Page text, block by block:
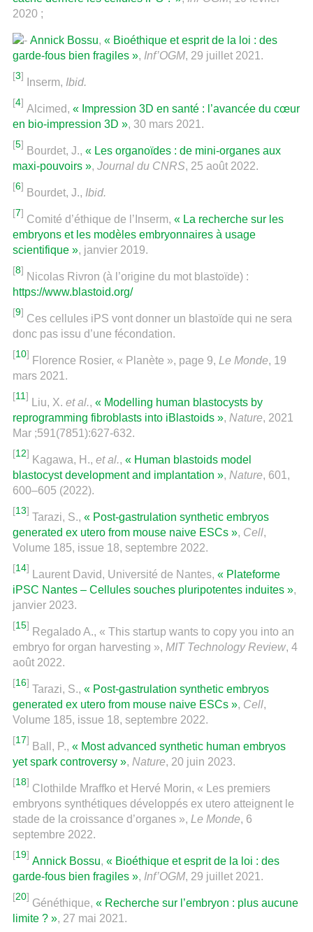
2020 ;
Annick Bossu, « Bioéthique et esprit de la loi : des
garde-fous bien fragiles », Inf’OGM, 29 juillet 2021.
[3]
Inserm, Ibid.
[4]
Alcimed, « Impression 3D en santé : l’avancée du cœur
en bio-impression 3D », 30 mars 2021.
[5]
Bourdet, J., « Les organoïdes : de mini-organes aux
maxi-pouvoirs », Journal du CNRS, 25 août 2022.
[6]
Bourdet, J., Ibid.
[7]
Comité d’éthique de l’Inserm, « La recherche sur les
embryons et les modèles embryonnaires à usage
scientifique », janvier 2019.
[8]
Nicolas Rivron (à l’origine du mot blastoïde) :
https://www.blastoid.org/
[9]
Ces cellules iPS vont donner un blastoïde qui ne sera
donc pas issu d’une fécondation.
[10]
Florence Rosier, « Planète », page 9, Le Monde, 19
mars 2021.
[11]
Liu, X. et al., « Modelling human blastocysts by
reprogramming fibroblasts into iBlastoids », Nature, 2021
Mar ;591(7851):627-632.
[12]
Kagawa, H., et al., « Human blastoids model
blastocyst development and implantation », Nature, 601,
600–605 (2022).
[13]
Tarazi, S., « Post-gastrulation synthetic embryos
generated ex utero from mouse naive ESCs », Cell,
Volume 185, issue 18, septembre 2022.
[14]
Laurent David, Université de Nantes, « Plateforme
iPSC Nantes – Cellules souches pluripotentes induites »,
janvier 2023.
[15]
Regalado A., « This startup wants to copy you into an
embryo for organ harvesting », MIT Technology Review, 4
août 2022.
[16]
Tarazi, S., « Post-gastrulation synthetic embryos
generated ex utero from mouse naive ESCs », Cell,
Volume 185, issue 18, septembre 2022.
[17]
Ball, P., « Most advanced synthetic human embryos
yet spark controversy », Nature, 20 juin 2023.
[18]
Clothilde Mraffko et Hervé Morin, « Les premiers
embryons synthétiques développés ex utero atteignent le
stade de la croissance d’organes », Le Monde, 6
septembre 2022.
[19]
Annick Bossu, « Bioéthique et esprit de la loi : des
garde-fous bien fragiles », Inf’OGM, 29 juillet 2021.
[20]
Généthique, « Recherche sur l’embryon : plus aucune
limite ? », 27 mai 2021.